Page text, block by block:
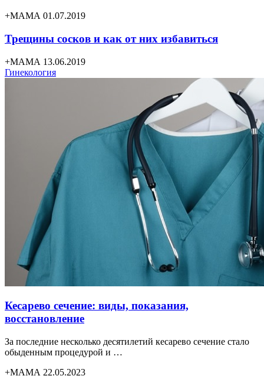
+МАМА 01.07.2019
Трещины сосков и как от них избавиться
+МАМА 13.06.2019
Гинекология
Кесарево сечение: виды, показания,
восстановление
За последние несколько десятилетий кесарево сечение стало
обыденным процедурой и …
+МАМА 22.05.2023